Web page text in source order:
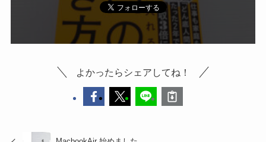
よかったらシェアしてね！